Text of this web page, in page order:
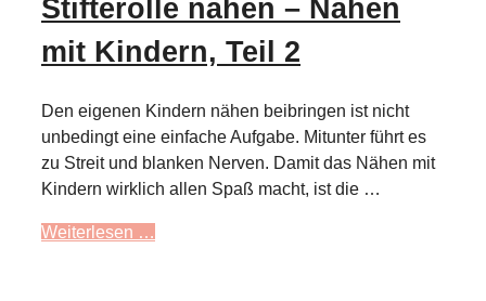
Stifterolle nähen – Nähen
mit Kindern, Teil 2
Den eigenen Kindern nähen beibringen ist nicht
unbedingt eine einfache Aufgabe. Mitunter führt es
zu Streit und blanken Nerven. Damit das Nähen mit
Kindern wirklich allen Spaß macht, ist die …
Weiterlesen …